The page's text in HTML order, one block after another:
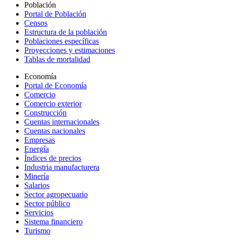
Población
Portal de Población
Censos
Estructura de la población
Poblaciones específicas
Proyecciones y estimaciones
Tablas de mortalidad
Economía
Portal de Economía
Comercio
Comercio exterior
Construcción
Cuentas internacionales
Cuentas nacionales
Empresas
Energía
Índices de precios
Industria manufacturera
Minería
Salarios
Sector agropecuario
Sector público
Servicios
Sistema financiero
Turismo